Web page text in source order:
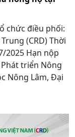
chức điều phối:
(CRD) Thời
2025 Hạn nộp
triển Nông
Nông Lâm, Đại